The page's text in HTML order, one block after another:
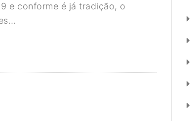
e conforme é já tradição, o